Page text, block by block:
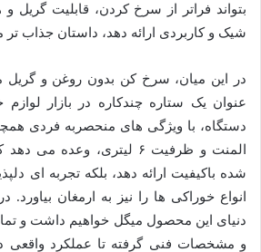
بتواند فراتر از سرخ کردن، قابلیت گریل و
شیک و کاربردی ارائه دهد، داستان جذاب
عنوان یک ستاره چندکاره در بازار
دستگاه، با ویژگی های منحصربه فردی
المنت و ظرفیت ۶ لیتری،
شده باکیفیت ارائه دهد، بلکه تجربه ای
انواع خوراکی ها را نیز به ارمغان
دنیای این محصول میگل خواهیم داشت و
و مشخصات فنی گرفته تا عملکرد واقعی